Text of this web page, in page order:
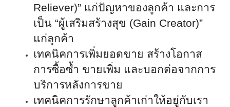
Reliever)” แก่ปัญหาของลูกค้า และการ
เป็น “ผู้เสริมสร้างสุข (Gain Creator)”
แก่ลูกค้า
เทคนิคการเพิ่มยอดขาย สร้างโอกาส
การซื้อซ้ำ ขายเพิ่ม และบอกต่อจากการ
บริการหลังการขาย
เทคนิคการรักษาลูกค้าเก่าให้อยู่กับเรา